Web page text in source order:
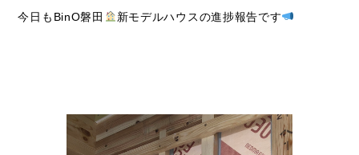
今日もBinO磐田 新モデルハウスの進捗報告です